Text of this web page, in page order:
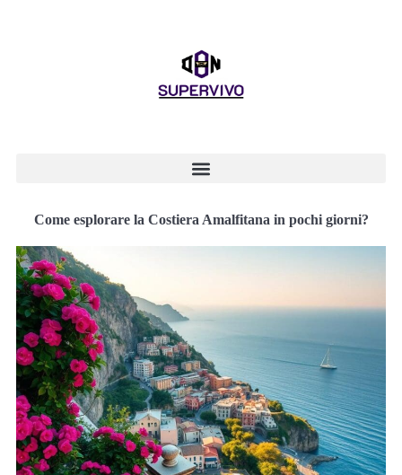
Come esplorare la Costiera Amalfitana in pochi giorni?